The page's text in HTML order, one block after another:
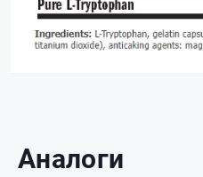
Аналоги